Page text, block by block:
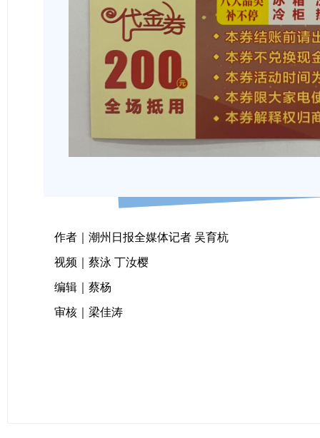
作者｜潮州日报全媒体记者 吴育杭
视频｜蔡泳 丁汝樱
编辑｜蔡杨
审核｜梁佳涛